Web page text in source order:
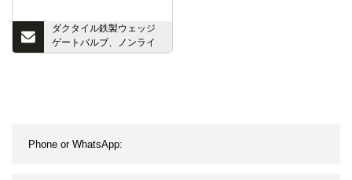
ダクタイル鉄製ウェッジ
ゲートバルブ、ノンライ
ジング/アウターライジン